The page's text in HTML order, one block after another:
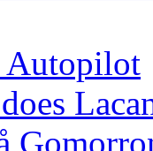
Autopilot